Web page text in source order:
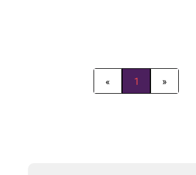
« 1 »